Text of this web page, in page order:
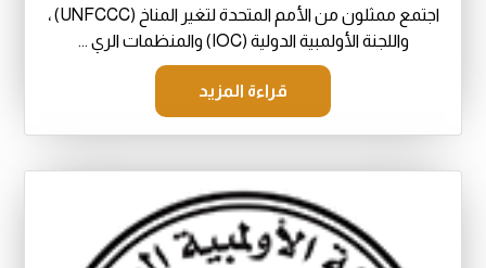
اجتمع ممثلون من الأمم المتحدة لتغير المناخ (UNFCCC) ،
واللجنة الأولمبية الدولية (IOC) والمنظمات الري ...
قراءة المزيد